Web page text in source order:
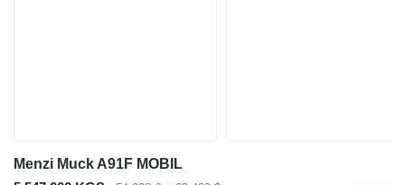
Menzi Muck A91F MOBIL